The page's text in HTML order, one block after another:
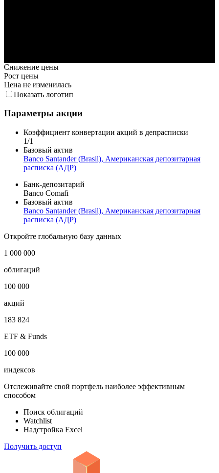
Снижение цены
Рост цены
Цена не изменилась
Показать логотип
Параметры акции
Коэффициент конвертации акций в депрасписки
1/1
Базовый актив
Banco Santander (Brasil), Американская депозитарная
расписка (АДР)
Банк-депозитарий
Banco Comafi
Базовый актив
Banco Santander (Brasil), Американская депозитарная
расписка (АДР)
Откройте глобальную базу данных
1 000 000
облигаций
100 000
акций
183 824
ETF & Funds
100 000
индексов
Отслеживайте свой портфель наиболее эффективным
способом
Поиск облигаций
Watchlist
Надстройка Excel
Получить доступ